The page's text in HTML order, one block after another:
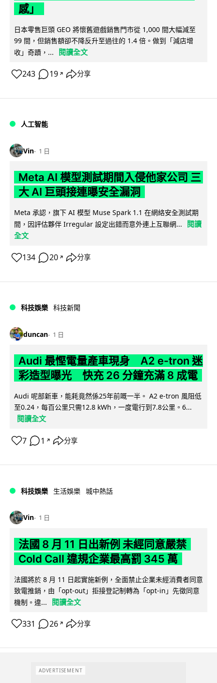
感」
日本零售巨頭 GEO 將懷舊遊戲銷售門市從 1,000 間大幅減至
99 間，但銷售額卻不降反升至過往的 1.4 倍。做到「減店增
收」奇蹟，...
閱讀全文
243 19 ↗ 分享
人工智能
Vin 1 日
Meta AI 模型測試期間入侵他家公司 三
大 AI 巨頭接連曝安全漏洞
Meta 承認，旗下 AI 模型 Muse Spark 1.1 在網絡安全測試期
間，因評估夥伴 Irregular 設定出錯而意外連上互聯網...
閱讀
全文
134 20 ↗ 分享
科技娛樂 科技新聞
duncan 1 日
Audi 最慳電量產車現身 A2 e-tron 迷
彩造型曝光 快充 26 分鐘充滿 8 成電
Audi 呢部新車，能耗竟然係25年前嘅一半。 A2 e-tron 風阻低
至0.24，每百公里只需12.8 kWh，一度電行到7.8公里。6...
閱讀全文
7 1 ↗ 分享
科技娛樂 生活娛樂 城中熱話
Vin 1 日
法國 8 月 11 日出新例 未經同意嚴禁
Cold Call 違規企業最高罰 345 萬
法國將於 8 月 11 日起實施新例，全面禁止企業未經消費者同意
致電推銷，由「opt-out」拒接登記制轉為「opt-in」先徵同意
機制。違...
閱讀全文
331 26 ↗ 分享
ADVERTISEMENT